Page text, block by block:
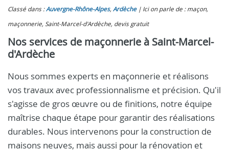
Classé dans :Auvergne-Rhône-Alpes, Ardèche
Ici on parle de : maçon,
maçonnerie, Saint-Marcel-d'Ardèche, devis gratuit
Nos services de maçonnerie à Saint-Marcel-
d'Ardèche
Nous sommes experts en maçonnerie et réalisons
vos travaux avec professionnalisme et précision. Qu'il
s'agisse de gros œuvre ou de finitions, notre équipe
maîtrise chaque étape pour garantir des réalisations
durables. Nous intervenons pour la construction de
maisons neuves, mais aussi pour la rénovation et